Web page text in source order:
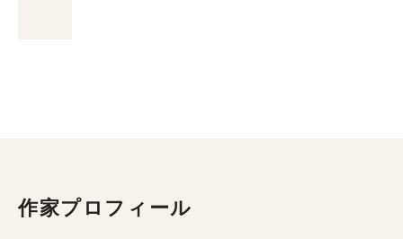
作家プロフィール